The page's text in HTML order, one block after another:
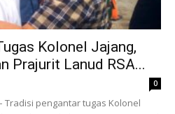
Kolonel Jajang,
Prajurit Lanud RSA...
0
– Tradisi pengantar tugas Kolonel